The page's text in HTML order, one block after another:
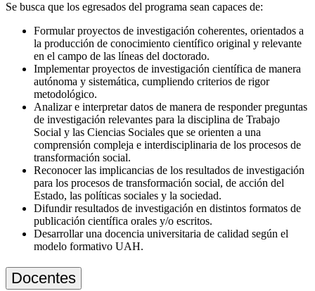
Se busca que los egresados del programa sean capaces de:
Formular proyectos de investigación coherentes, orientados a
la producción de conocimiento científico original y relevante
en el campo de las líneas del doctorado.
Implementar proyectos de investigación científica de manera
autónoma y sistemática, cumpliendo criterios de rigor
metodológico.
Analizar e interpretar datos de manera de responder preguntas
de investigación relevantes para la disciplina de Trabajo
Social y las Ciencias Sociales que se orienten a una
comprensión compleja e interdisciplinaria de los procesos de
transformación social.
Reconocer las implicancias de los resultados de investigación
para los procesos de transformación social, de acción del
Estado, las políticas sociales y la sociedad.
Difundir resultados de investigación en distintos formatos de
publicación científica orales y/o escritos.
Desarrollar una docencia universitaria de calidad según el
modelo formativo UAH.
Docentes